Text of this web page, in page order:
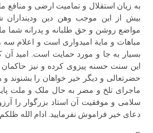
به زیان استقلال و تمامیت ارضی و منافع
بیش از این موجب وهن دین ودینداران
مواضع روشن و حق طلبانه و پدرانه شما
مباهات و مایة امیدواری است و اعلام
بسیار به جا و مورد حمایت است. امید آن
این سنت حسنه پیزوی کرده و نیز حاکمان
حضرتعالی و دیگر خیر خواهان را بشنوند و
ماجرای تلخ و مضر به حال ملک و ملت
سلامی و موفقیت آن استاد بزرگوار را
دعای خیر فراموش نفرمایید. ادام الله